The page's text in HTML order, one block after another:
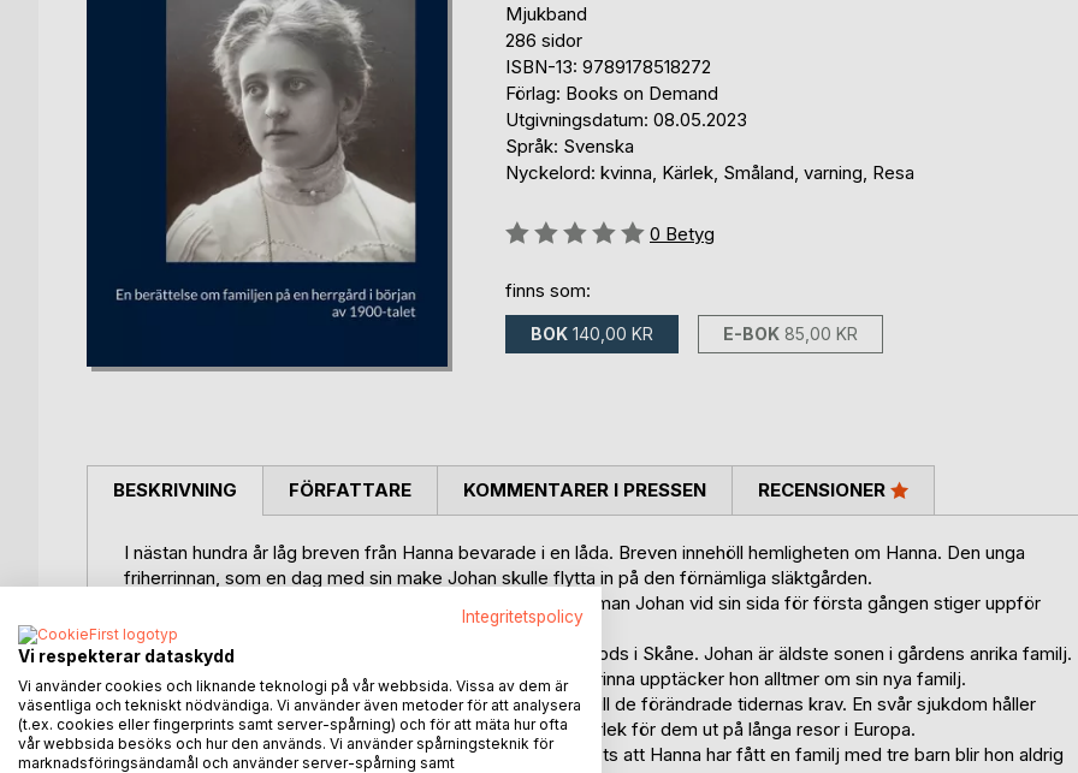
Mjukband
286 sidor
ISBN-13: 9789178518272
Förlag: Books on Demand
Utgivningsdatum: 08.05.2023
Språk: Svenska
Nyckelord: kvinna, Kärlek, Småland, varning, Resa
Betyg::
0 Betyg
finns som:
BOK 140,00 KR E-BOK 85,00 KR
BESKRIVNING
I nästan hundra år låg breven från Hanna bevarade i en låda. Breven innehöll hemligheten om Hanna. Den unga
friherrinnan, som en dag med sin make Johan skulle flytta in på den förnämliga släktgården.
Lyckan tycktes fullkomlig för Hanna, när hon med sin fästman Johan vid sin sida för första gången stiger uppför
trappan till den stiliga herrgården.
Hanna är den välsituerade men oerfarna dottern från ett gods i Skåne. Johan är äldste sonen i gårdens anrika familj.
Medan Hanna omfamnar sin roll som familjens unga friherrinna upptäcker hon alltmer om sin nya familj.
Familjens söner har fått en uppfostran som passar dåligt till de förändrade tidernas krav. En svår sjukdom håller
familjens döttrar i sitt grepp. Deras kamp för hälsa och kärlek för dem ut på långa resor i Europa.
Samhällets snabba förändring gör sig ständigt påmind. Trots att Hanna har fått en familj med tre barn blir hon aldrig
FÖRFATTARE KOMMENTARER I PRESSEN RECENSIONER
Integritetspolicy
Vi respekterar dataskydd
Vi använder cookies och liknande teknologi på vår webbsida. Vissa av dem är
väsentliga och tekniskt nödvändiga. Vi använder även metoder för att analysera
(t.ex. cookies eller fingerprints samt server-spårning) och för att mäta hur ofta
vår webbsida besöks och hur den används. Vi använder spårningsteknik för
marknadsföringsändamål och använder server-spårning samt